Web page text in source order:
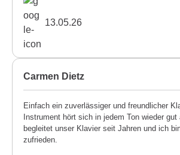
13.05.26
Carmen Dietz
Einfach ein zuverlässiger und freundlicher
Instrument hört sich in jedem Ton wieder
begleitet unser Klavier seit Jahren und ich
zufrieden.